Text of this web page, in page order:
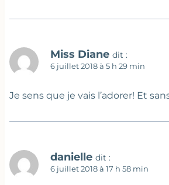
Miss Diane dit :
6 juillet 2018 à 5 h 29 min
Je sens que je vais l’adorer! Et
danielle dit :
6 juillet 2018 à 17 h 58 min